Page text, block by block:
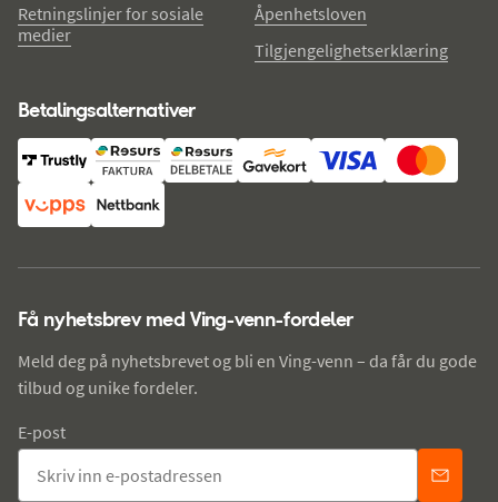
Retningslinjer for sosiale
medier
Åpenhetsloven
Tilgjengelighetserklæring
Betalingsalternativer
Få nyhetsbrev med Ving-venn-fordeler
Meld deg på nyhetsbrevet og bli en Ving-venn – da får du gode
tilbud og unike fordeler.
E-post